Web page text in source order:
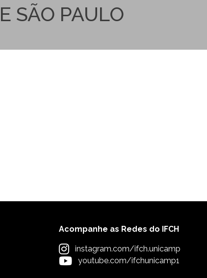
SÃO PAULO
Acompanhe as Redes do IFCH
instagram.com/ifch.unicamp
youtube.com/ifchunicamp1